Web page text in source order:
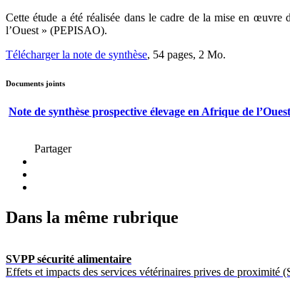
Cette étude a été réalisée dans le cadre de la mise en
l’Ouest » (PEPISAO).
Télécharger la note de synthèse, 54 pages, 2 Mo.
Documents joints
Note de synthèse prospective élevage en Afrique de l’Ouest
Partager
Dans la même rubrique
SVPP sécurité alimentaire
Effets et impacts des services vétérinaires prives de proximité